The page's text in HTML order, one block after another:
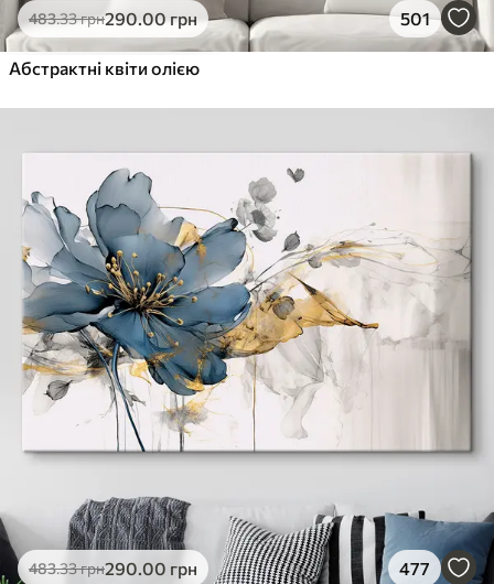
483.33грн290.00грн 501
Абстрактні квіти олією
483.33грн290.00 грн 477